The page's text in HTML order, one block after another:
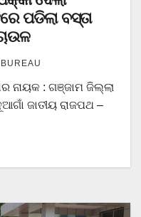
ପଡିଲା ବସ୍ତା
ନାୟକ : ଗଞ୍ଜାମ ଜିଲ୍ଲା
ଜାତୀୟ ରାଜପଥ –